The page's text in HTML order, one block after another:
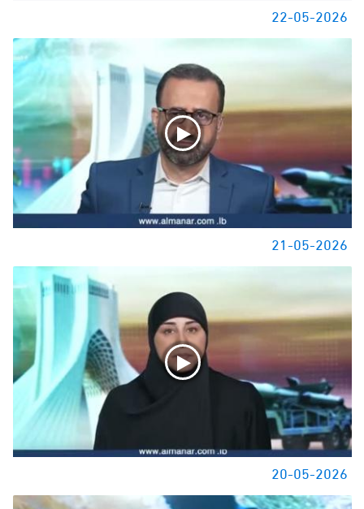
22-05-2026
21-05-2026
20-05-2026